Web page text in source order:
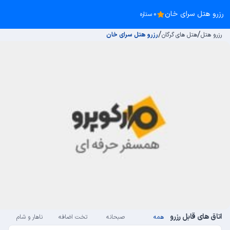
رزرو هتل سرای خان 0 ستاره
رزرو هتل/هتل های گرگان/رزرو هتل سرای خان
اتاق های قابل رزرو همه صبحانه تخت اضافه ناهار و شام